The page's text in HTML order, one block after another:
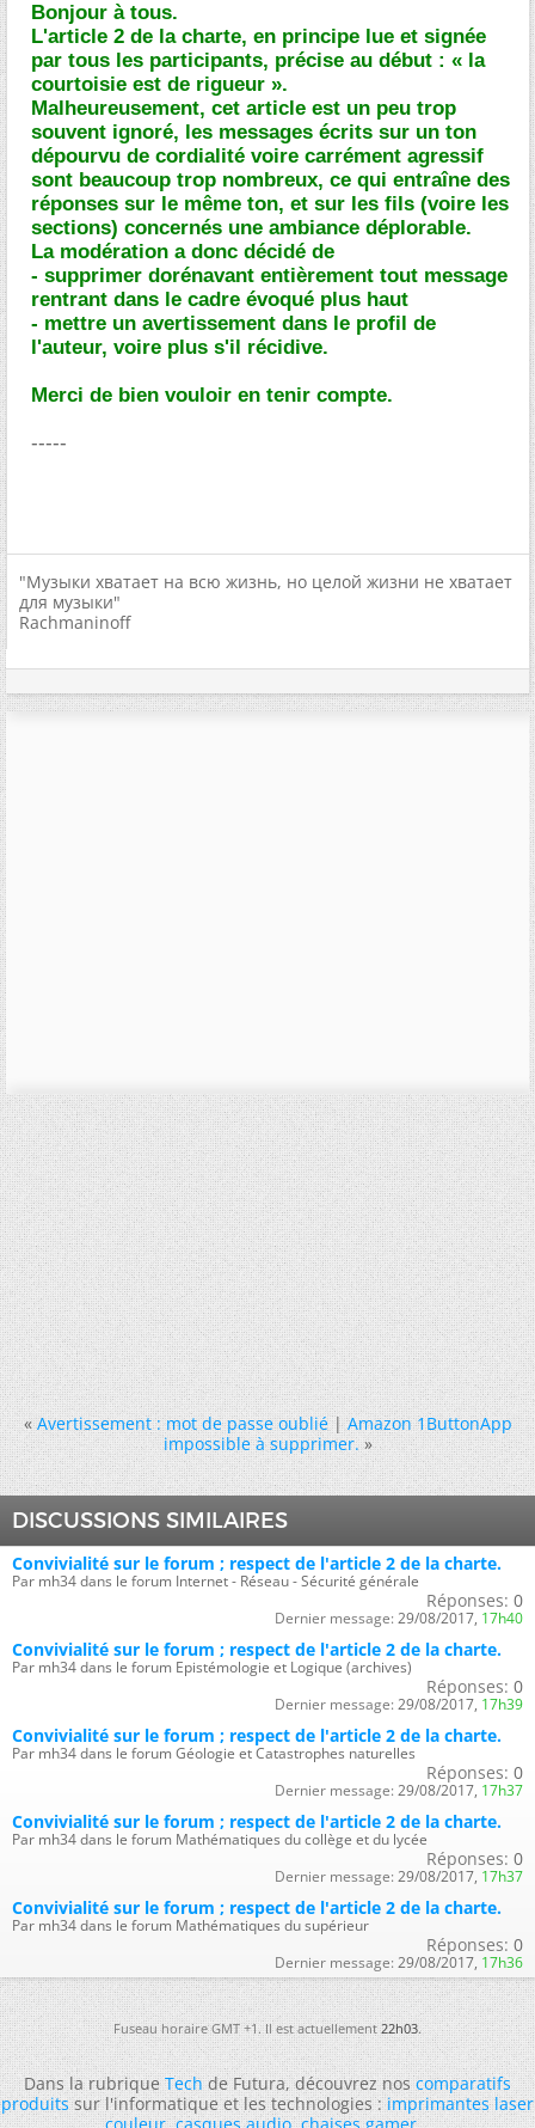
Bonjour à tous.
L'article 2 de la charte, en principe lue et signée
par tous les participants, précise au début : « la
courtoisie est de rigueur ».
Malheureusement, cet article est un peu trop
souvent ignoré, les messages écrits sur un ton
dépourvu de cordialité voire carrément agressif
sont beaucoup trop nombreux, ce qui entraîne des
réponses sur le même ton, et sur les fils (voire les
sections) concernés une ambiance déplorable.
La modération a donc décidé de
- supprimer dorénavant entièrement tout message
rentrant dans le cadre évoqué plus haut
- mettre un avertissement dans le profil de
l'auteur, voire plus s'il récidive.
Merci de bien vouloir en tenir compte.
-----
"Музыки хватает на всю жизнь, но целой жизни не хватает
для музыки"
Rachmaninoff
« Avertissement : mot de passe oublié|Amazon 1ButtonApp
impossible à supprimer. »
DISCUSSIONS SIMILAIRES
Convivialité sur le forum ; respect de l'article 2 de la charte.
Par mh34 dans le forum Internet - Réseau - Sécurité générale
Réponses: 0
Dernier message: 29/08/2017, 17h40
Convivialité sur le forum ; respect de l'article 2 de la charte.
Par mh34 dans le forum Epistémologie et Logique (archives)
Réponses: 0
Dernier message: 29/08/2017, 17h39
Convivialité sur le forum ; respect de l'article 2 de la charte.
Par mh34 dans le forum Géologie et Catastrophes naturelles
Réponses: 0
Dernier message: 29/08/2017, 17h37
Convivialité sur le forum ; respect de l'article 2 de la charte.
Par mh34 dans le forum Mathématiques du collège et du lycée
Réponses: 0
Dernier message: 29/08/2017, 17h37
Convivialité sur le forum ; respect de l'article 2 de la charte.
Par mh34 dans le forum Mathématiques du supérieur
Réponses: 0
Dernier message: 29/08/2017, 17h36
Fuseau horaire GMT +1. Il est actuellement22h03.
Dans la rubriqueTechde Futura, découvrez noscomparatifs
produitssur l'informatique et les technologies :imprimantes laser